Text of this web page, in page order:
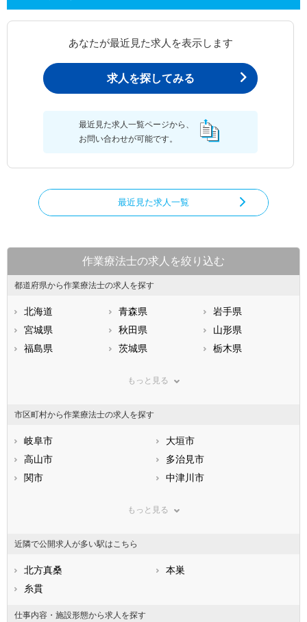
あなたが最近見た求人を表示します
求人を探してみる
最近見た求人一覧ページから、
お問い合わせが可能です。
最近見た求人一覧
作業療法士の求人を絞り込む
都道府県から作業療法士の求人を探す
北海道 青森県
岩手県
宮城県
秋田県
山形県
福島県
茨城県
栃木県
神奈川県
石川県
福井県
静岡県
滋賀県
兵庫県
山口県
福岡県
佐賀県
熊本県
鹿児島県
もっと見る
市区町村から作業療法士の求人を探す
岐阜市
大垣市
高山市
多治見市
関市
中津川市
恵那市
各務原市
山県市
瑞穂市
飛騨市
もっと見る
近隣で公開求人が多い駅はこちら
北方真桑
本巣
糸貫
仕事内容・施設形態から求人を探す